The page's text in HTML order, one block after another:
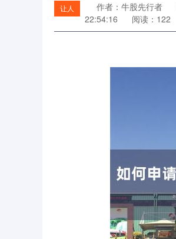
让人 作者：牛股先行者
22:54:16
阅读：122